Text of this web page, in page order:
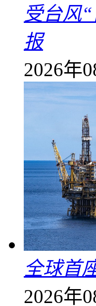
受台风
报
2026年
全球首
2026年